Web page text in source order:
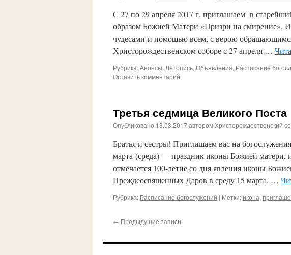
С 27 по 29 апреля 2017 г. приглашаем в
образом Божией Матери «Призри на смирение».
чудесами и помощью всем, с верою
Христорождественском соборе с 27 апреля …
Рубрика:Анонсы, Летопись, Объявления, Расписание
Оставить комментарий
Третья седмица Великого Поста
Опубликовано 13.03.2017авторомХристорождественский
Братья и сестры! Приглашаем вас на
марта (среда) — праздник иконы Божией матери,
отмечается 100-летие со дня явления иконы
Преждеосвященных Даров в среду 15 марта. …
Рубрика: Расписание богослужений | Метки:икона,
← Предыдущие записи